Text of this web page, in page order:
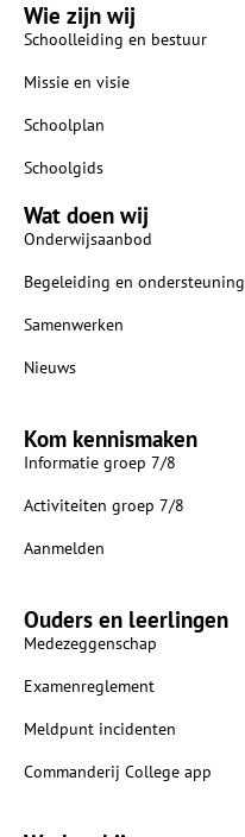
Wie zijn wij
Schoolleiding en bestuur
Missie en visie
Schoolplan
Schoolgids
Wat doen wij
Onderwijsaanbod
Begeleiding en ondersteuning
Samenwerken
Nieuws
Kom kennismaken
Informatie groep 7/8
Activiteiten groep 7/8
Aanmelden
Ouders en leerlingen
Medezeggenschap
Examenreglement
Meldpunt incidenten
Commanderij College app